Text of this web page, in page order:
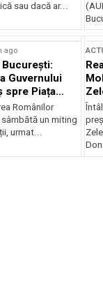
sau dacă ar...
ago
București:
Guvernului
spre Piața
Românilor
un miting
urmat...